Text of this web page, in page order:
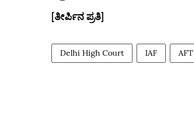
[ತೀರ್ಪಿನ ಪ್ರತಿ]
Delhi High Court IAF AFT